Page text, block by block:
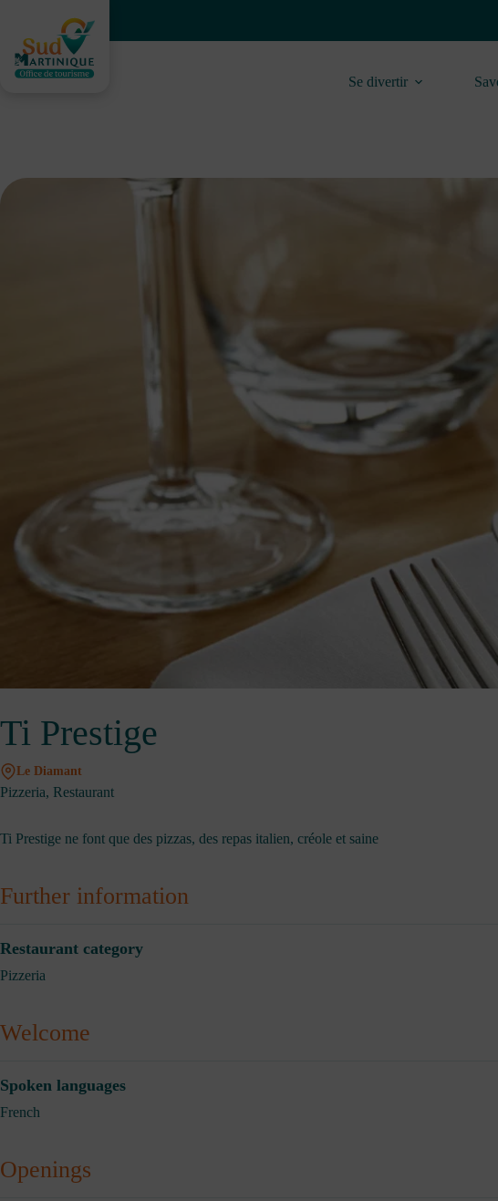
content
Se divertir
Ti Prestige
Le Diamant
Pizzeria, Restaurant
Ti Prestige ne font que des pizzas, des repas italien, créole et saine
Further information
Restaurant category
Pizzeria
Welcome
Spoken languages
French
Openings